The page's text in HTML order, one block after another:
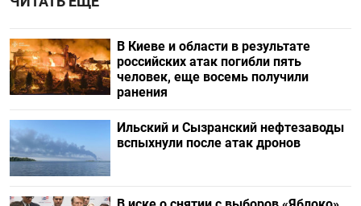
В Киеве и области в результате
российских атак погибли пять
человек, еще восемь получили
ранения
Ильский и Сызранский нефтезаводы
вспыхнули после атак дронов